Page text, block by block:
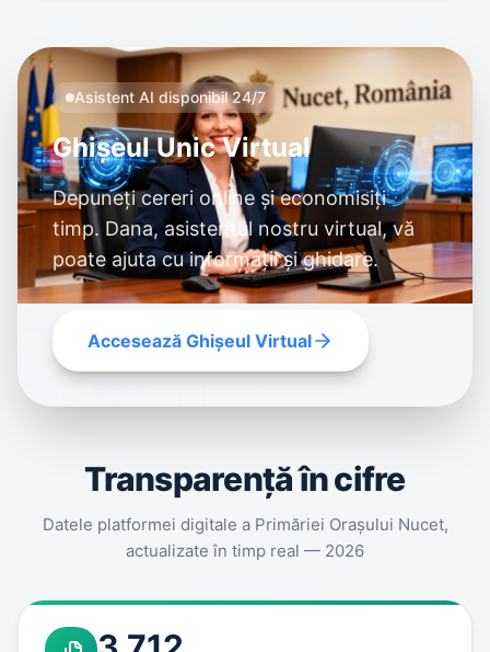
Asistent AI disponibil 24/7
Ghișeul Unic Virtual
Depuneți cereri online și economisiți
timp. Dana, asistentul nostru virtual, vă
poate ajuta cu informații și ghidare.
Accesează Ghișeul Virtual
Transparenţă în cifre
Datele platformei digitale a Primăriei Oraşului Nucet,
actualizate în timp real — 2026